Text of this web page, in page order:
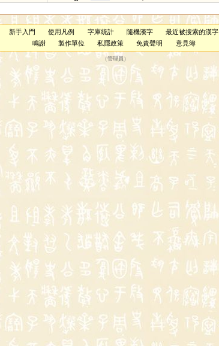
新手入門 使用凡例 字庫統計 隨機漢字
最近被搜索的漢字
鳴謝
製作單位 私隱政策 免責聲明 意見簿
（管理員 ）